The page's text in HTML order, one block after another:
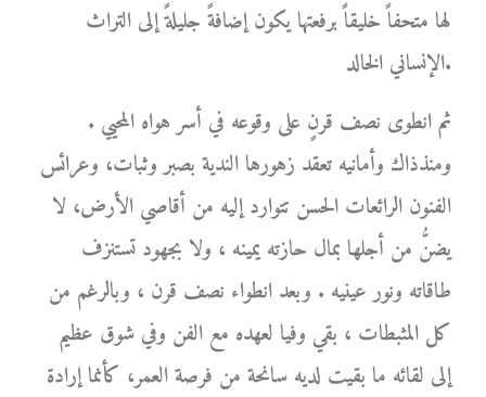
لها متحفاً خليقاً برفعتها يكون إضافةً جليلةً إلى التراث
الإنساني الخالد.
ثم انطوى نصف قرنٍ على وقوعه في أسر هواه المحيي .
ومنذذاك وأمانيه تعقد زهورها الندية بصبر وثبات، وعرائس
الفنون الرائعات الحسن تتوارد إليه من أقاصي الأرض، لا
يضنُّ من أجلها بمال حازته يمينه ، ولا بجهود تستنزف
طاقاته ونور عينيه . وبعد انطواء نصف قرن ، وبالرغم من
كل المثبطات ، بقي وفيا لعهده مع الفن وفي شوق عظيم
إلى لقائه ما بقيت لديه سانحة من فرصة العمر، كأنما إرادة